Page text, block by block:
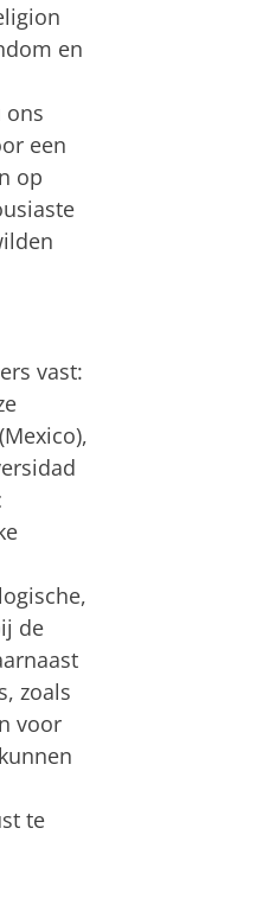
en
ons
een
op
vast:
de
zoals
voor
te